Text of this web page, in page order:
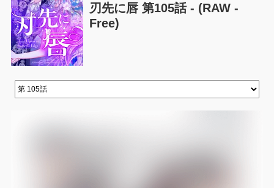
刃先に唇 第105話 - (RAW -
Free)